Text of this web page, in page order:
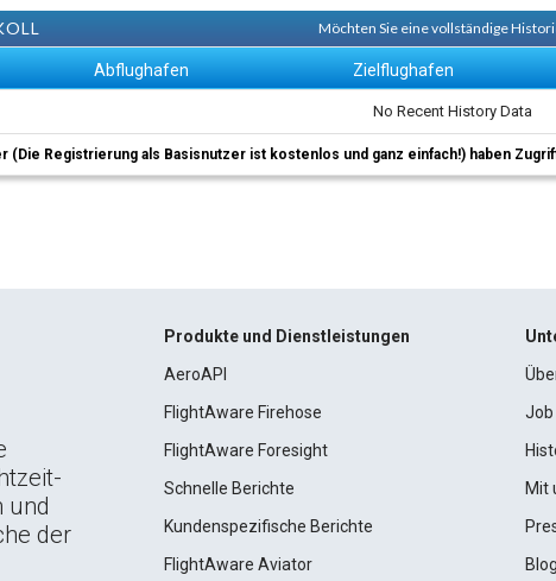
Möchten Sie eine vollständige
Abflughafen Zielflughafen
No Recent History Data
(Die Registrierung als Basisnutzer ist kostenlos und ganz einfach!) haben
und
der
Produkte und Dienstleistungen
AeroAPI
FlightAware Firehose
FlightAware Foresight
Schnelle Berichte
Kundenspezifische Berichte
FlightAware Aviator
Mit
Blog